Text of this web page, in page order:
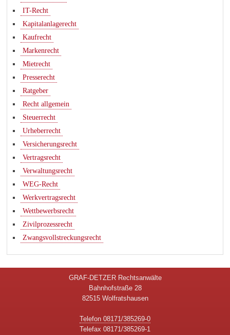
IT-Recht
Kapitalanlagerecht
Kaufrecht
Markenrecht
Mietrecht
Presserecht
Ratgeber
Recht allgemein
Steuerrecht
Urheberrecht
Versicherungsrecht
Vertragsrecht
Verwaltungsrecht
WEG-Recht
Werkvertragsrecht
Wettbewerbsrecht
Zivilprozessrecht
Zwangsvollstreckungsrecht
GRAF-DETZER Rechtsanwälte
Bahnhofstraße 28
82515 Wolfratshausen
Telefon 08171/385269-0
Telefax 08171/385269-1